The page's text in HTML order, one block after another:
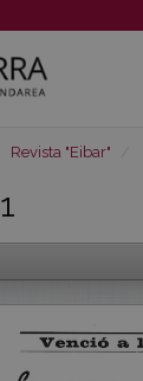
Revista "Eibar"